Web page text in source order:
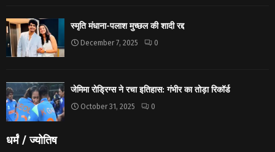
स्मृति मंधाना-पलाश मुच्छल की शादी रद्द
December 7, 2025 0
जेमिमा रोड्रिग्स ने रचा इतिहास: गंभीर का तोड़ा रिकॉर्ड
October 31, 2025 0
धर्मं / ज्योतिष